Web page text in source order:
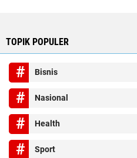
TOPIK POPULER
Bisnis
Nasional
Health
Sport